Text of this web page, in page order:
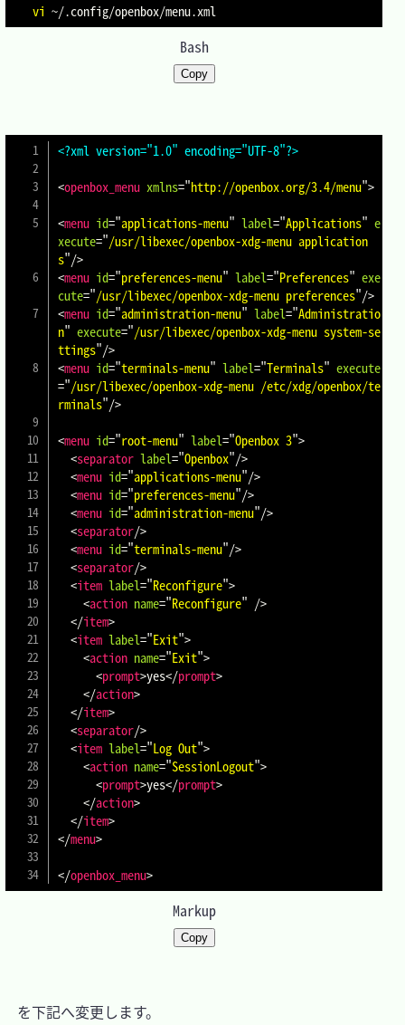
vi
Bash
Copy
<?xml version="1.0" encoding="UTF-8"?>
<openbox_menu xmlns="http://openbox.org/3.4/menu">
<menu id="applications-menu" label="Applications" e
xecute="/usr/libexec/openbox-xdg-menu application
s"/>
<menu id="preferences-menu" label="Preferences" exe
cute="/usr/libexec/openbox-xdg-menu preferences"/>
<menu id="administration-menu" label="Administratio
n" execute="/usr/libexec/openbox-xdg-menu system-se
ttings"/>
<menu id="terminals-menu" label="Terminals" execute
="/usr/libexec/openbox-xdg-menu /etc/xdg/openbox/te
rminals"/>
<menu id="root-menu" label="Openbox 3">
<separator label="Openbox"/>
<menu id="applications-menu"/>
<menu id="preferences-menu"/>
<menu id="administration-menu"/>
<separator/>
<menu id="terminals-menu"/>
<separator/>
<item label="Reconfigure">
<action name="Reconfigure" />
</item>
<item label="Exit">
<action name="Exit">
<prompt>yes</prompt>
</action>
</item>
<separator/>
<item label="Log Out">
<action name="SessionLogout">
<prompt>yes</prompt>
</action>
</item>
</menu>
</openbox_menu>
Markup
Copy
を下記へ変更します。